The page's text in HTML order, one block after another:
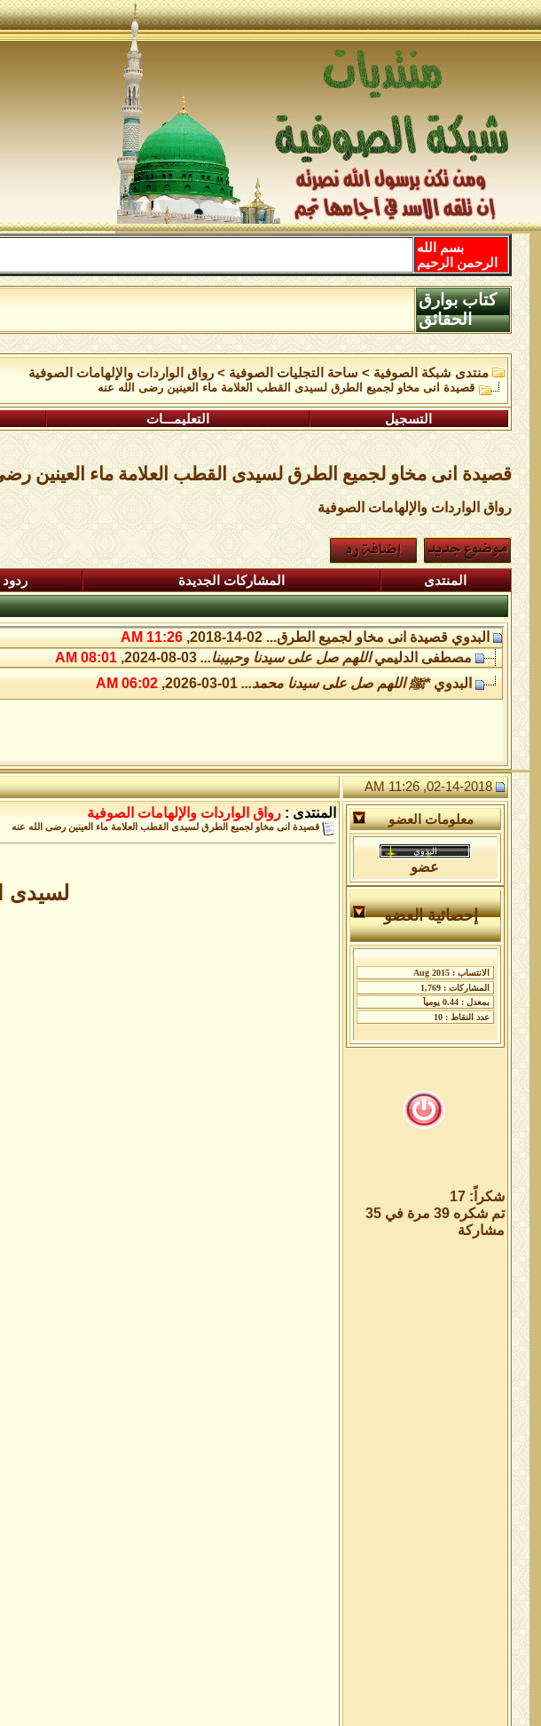
بسم الله
الرحمن الرحيم
كتاب بوارق
الحقائق
منتدى شبكة الصوفية > ساحة التجليات الصوفية >رواق الواردات واﻹلهامات الصوفية
قصيدة انى مخاو لجميع الطرق لسيدى القطب العلامة ماء العينين رضى الله عنه
التسجيل التعليمـــات
قصيدة انى مخاو لجميع الطرق لسيدى القطب العلامة ماء العينين
رواق الواردات واﻹلهامات الصوفية
المنتدى المشاركات الجديدة ردود
البدوي قصيدة انى مخاو لجميع الطرق...02-14-2018,
11:26 AM
مصطفى الدليمي اللهم صل على سيدنا وحبيبنا...03-08-2024,
08:01 AM
البدوي *ﷺ اللهم صل على سيدنا محمد...01-03-2026,
06:02 AM
02-14-2018, 11:26 AM
معلومات العضو
عضو
إحصائية العضو
شكراً: 17
تم شكره 39 مرة في 35
مشاركة
المنتدى : رواق الواردات واﻹلهامات الصوفية
قصيدة انى مخاو لجميع الطرق لسيدى القطب العلامة ماء العينين رضى الله عنه
لسيدى